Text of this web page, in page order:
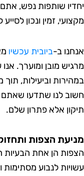
שותפות נפש, אתם
זמין ונכון לסייע
ב- ביובית עכשיו
מובן ומוערך. אנו
וביעילות, תוך
לנו שתדעו שאתם
אלא פתרון שלם.
הצפות
הן אחת הבעיות
לנבוע מסתימות